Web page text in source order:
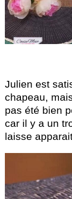
Julien est
chapeau,
pas été bien
car il y a un
laisse